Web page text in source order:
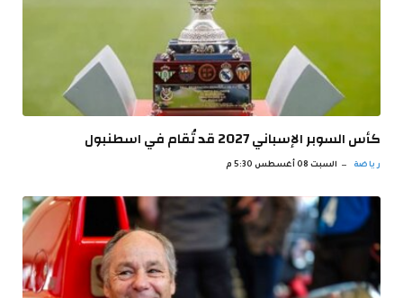
كأس السوبر الإسباني 2027 قد تُقام في اسطنبول
رياضة السبت 08 أغسطس 5:30 م